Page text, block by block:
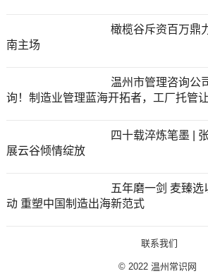
橄榄谷斥资百万鼎
南主场
温州市管理咨询公
询！制造业管理蓝海开拓者，工厂托管
四十载淬炼笔墨 |
展云谷倾情绽放
五年磨一剑 麦臻选
动 重塑中国制造出海新范式
联系我们
© 2022温州常识网